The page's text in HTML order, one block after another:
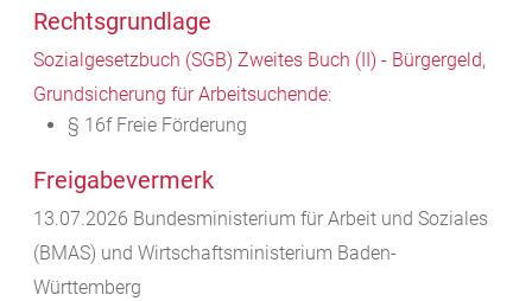
Rechtsgrundlage
Sozialgesetzbuch (SGB) Zweites Buch (II) - Bürgergeld,
Grundsicherung für Arbeitsuchende:
§ 16f Freie Förderung
Freigabevermerk
13.07.2026 Bundesministerium für Arbeit und Soziales
(BMAS) und Wirtschaftsministerium Baden-
Württemberg